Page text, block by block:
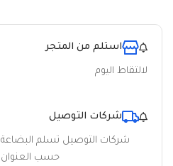
استلم من المتجر
لالتقاط اليوم
شركات التوصيل
شركات التوصيل تسلم البضاعة
حسب العنوان